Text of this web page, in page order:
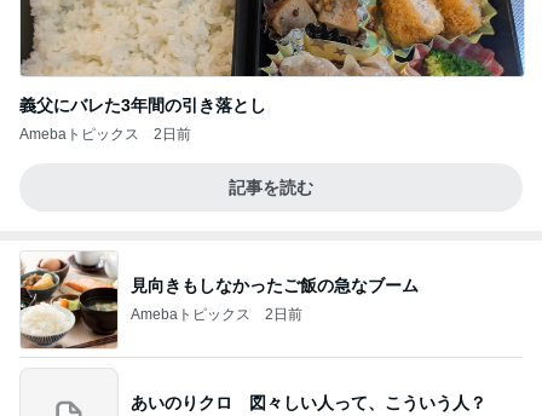
義父にバレた3年間の引き落とし
Amebaトピックス 2日前
記事を読む
見向きもしなかったご飯の急なブーム
Amebaトピックス 2日前
あいのりクロ 図々しい人って、こういう人？